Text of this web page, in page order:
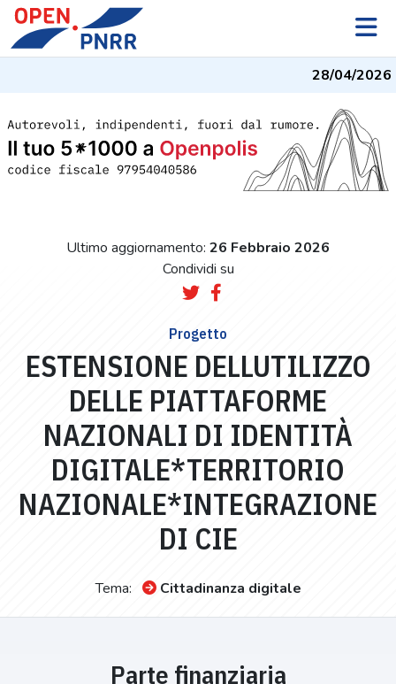
28/04/2026-
Ultimo aggiornamento: 26 Febbraio 2026
Condividi su
Progetto
ESTENSIONE DELLUTILIZZO
DELLE PIATTAFORME
NAZIONALI DI IDENTITÀ
DIGITALE*TERRITORIO
NAZIONALE*INTEGRAZIONE
DI CIE
Tema: Cittadinanza digitale
Parte finanziaria